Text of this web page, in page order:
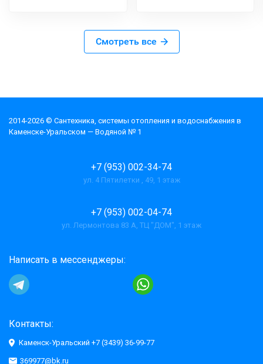
Смотреть все
2014-2026 © Cантехника, системы отопления и водоснабжения в
Каменске-Уральском — Водяной № 1
+7 (953) 002-34-74
ул. 4 Пятилетки , 49, 1 этаж
+7 (953) 002-04-74
ул. Лермонтова 83 А, ТЦ "ДОМ", 1 этаж
Написать в мессенджеры:
Контакты:
Каменск-Уральский +7 (3439) 36-99-77
369977@bk.ru